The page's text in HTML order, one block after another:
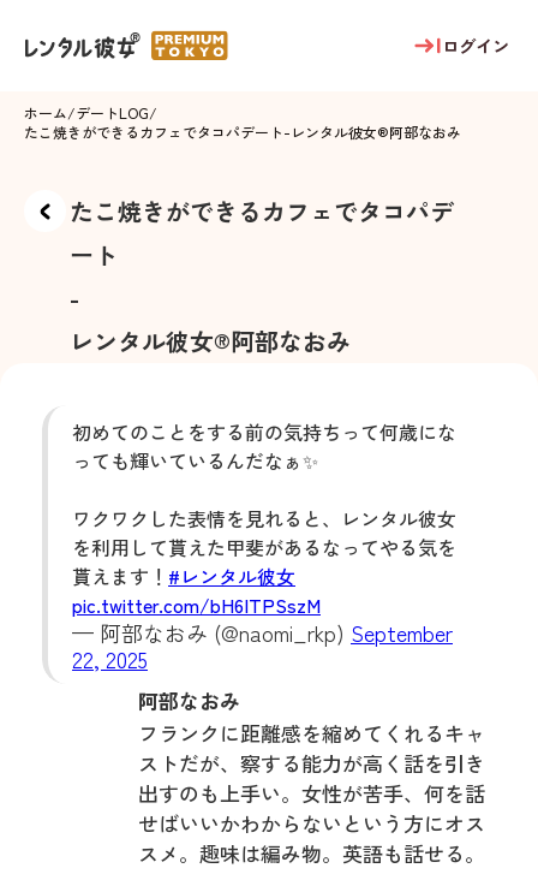
ログイン
ホーム/デートLOG/
たこ焼きができるカフェでタコパデート-レンタル彼女®阿部なおみ
たこ焼きができるカフェでタコパデ
ート
-
レンタル彼女®阿部なおみ
初めてのことをする前の気持ちって何歳にな
っても輝いているんだなぁ✨
ワクワクした表情を見れると、レンタル彼女
を利用して貰えた甲斐があるなってやる気を
貰えます！ #レンタル彼女
pic.twitter.com/bH6ITPSszM
— 阿部なおみ (@naomi_rkp) September
22, 2025
阿部なおみ
フランクに距離感を縮めてくれるキャ
ストだが、察する能力が高く話を引き
出すのも上手い。女性が⁨⁩苦手、何を話
せばいいかわからないという方にオス
スメ。趣味は編み物。英語も話せる。